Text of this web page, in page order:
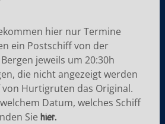
hier nur Termine
ein Postschiff von der
jeweils um 20:30h
die nicht angezeigt werden
Hurtigruten das Original.
Datum, welches Schiff
Sie hier.